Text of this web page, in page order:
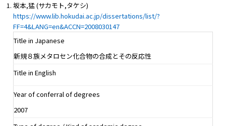
坂本,猛 (サカモト,タケシ)
https://www.lib.hokudai.ac.jp/dissertations/list/?
FF=4&LANG=en&ACCN=2008030147
Title in Japanese
新規８族メタロセン化合物の合成とその反応性
Title in English
Year of conferral of degrees
2007